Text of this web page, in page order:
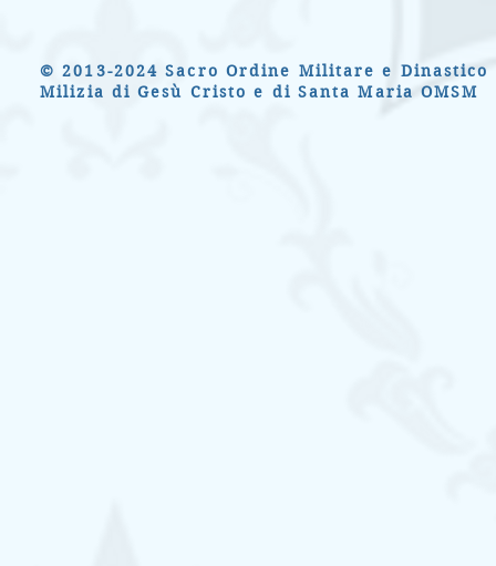
© 2013-2024 Sacro Ordine Militare e Dinastico
Milizia di Gesù Cristo e di Santa Maria OMSM